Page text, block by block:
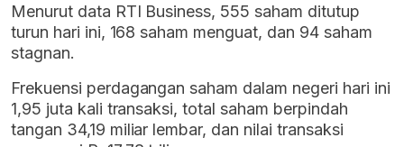
Menurut data RTI Business, 555 saham ditutup
turun hari ini, 168 saham menguat, dan 94 saham
stagnan.
Frekuensi perdagangan saham dalam negeri hari ini
1,95 juta kali transaksi, total saham berpindah
tangan 34,19 miliar lembar, dan nilai transaksi